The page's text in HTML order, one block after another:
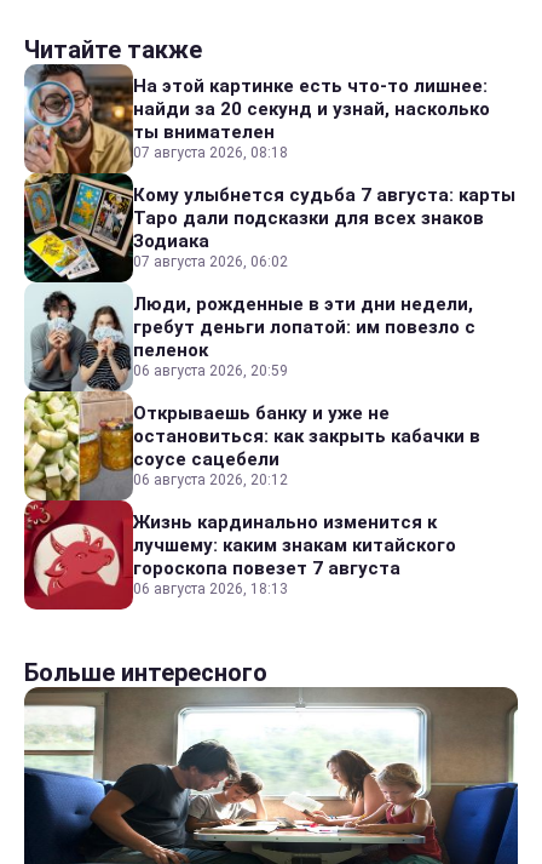
Читайте также
На этой картинке есть что-то лишнее:
найди за 20 секунд и узнай, насколько
ты внимателен
07 августа 2026, 08:18
Кому улыбнется судьба 7 августа: карты
Таро дали подсказки для всех знаков
Зодиака
07 августа 2026, 06:02
Люди, рожденные в эти дни недели,
гребут деньги лопатой: им повезло с
пеленок
06 августа 2026, 20:59
Открываешь банку и уже не
остановиться: как закрыть кабачки в
соусе сацебели
06 августа 2026, 20:12
Жизнь кардинально изменится к
лучшему: каким знакам китайского
гороскопа повезет 7 августа
06 августа 2026, 18:13
Больше интересного